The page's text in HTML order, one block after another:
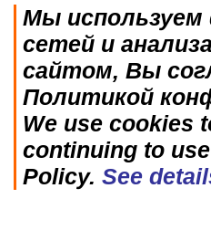
Мы используем
сетей и
сайтом, Вы
Политикой
We use cookies
continuing to
Policy. See